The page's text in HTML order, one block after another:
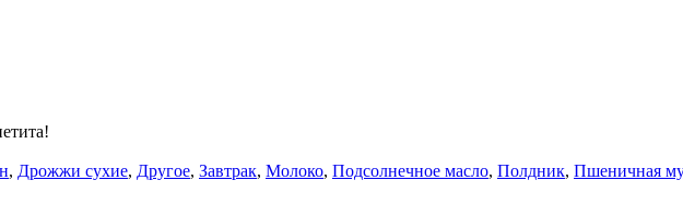
, Дрожжи сухие, Другое, Завтрак, Молоко, Подсолнечное масло, Полдник, Пшеничная